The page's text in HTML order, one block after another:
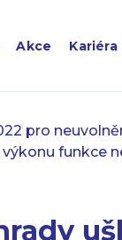
Akce Kariéra
pro
funkce